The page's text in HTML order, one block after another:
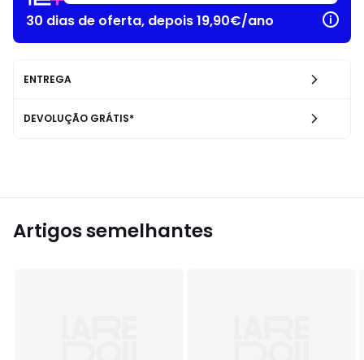
30 dias de oferta, depois 19,90€/ano
ENTREGA
DEVOLUÇÃO GRÁTIS*
Artigos semelhantes